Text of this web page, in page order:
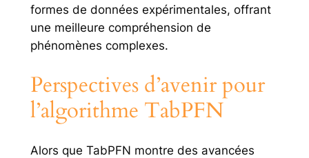
formes de données expérimentales, offrant
une meilleure compréhension de
phénomènes complexes.
Perspectives d’avenir pour
l’algorithme TabPFN
Alors que TabPFN montre des avancées